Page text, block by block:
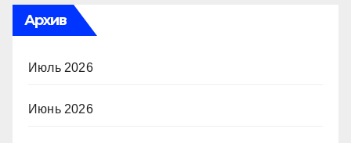
Архив
Июль 2026
Июнь 2026